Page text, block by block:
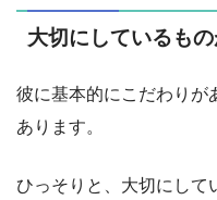
大切にしているも
彼に基本的にこだわりが
あります。
ひっそりと、大切にして